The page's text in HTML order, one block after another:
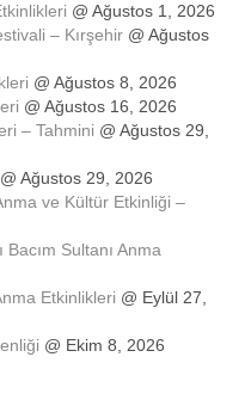
@ Ağustos 1, 2026
– Kırşehir @ Ağustos
@ Ağustos 8, 2026
@ Ağustos 16, 2026
– Tahmini @ Ağustos 29,
@ Ağustos 29, 2026
ve Kültür Etkinliği –
Bacım Sultanı Anma
Etkinlikleri @ Eylül 27,
@ Ekim 8, 2026